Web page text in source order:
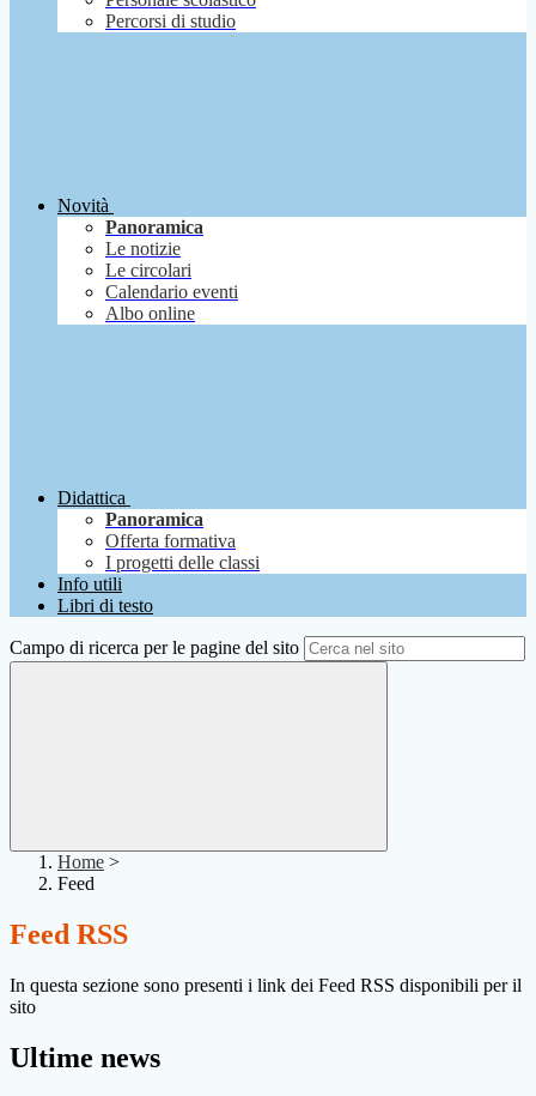
Percorsi di studio
Novità
Panoramica
Le notizie
Le circolari
Calendario eventi
Albo online
Didattica
Panoramica
Offerta formativa
I progetti delle classi
Info utili
Libri di testo
Campo di ricerca per le pagine del sito
Home >
Feed
Feed RSS
In questa sezione sono presenti i link dei Feed RSS disponibili per il
sito
Ultime news